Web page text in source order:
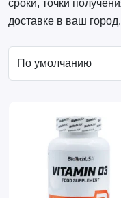
сроки, точки
доставке в ваш город.